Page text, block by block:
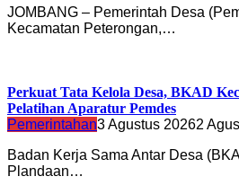
JOMBANG – Pemerintah Desa
Kecamatan Peterongan,…
Perkuat Tata Kelola Desa, BKAD
Pelatihan Aparatur Pemdes
Pemerintahan3 Agustus 20262
Badan Kerja Sama Antar Desa
Plandaan…